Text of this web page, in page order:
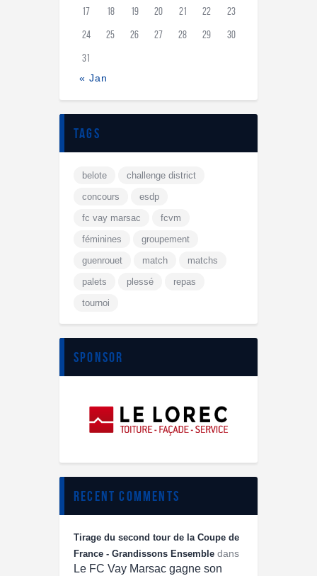
17 18 19 20 21 22 23
24 25 26 27 28 29 30
31
« Jan
tags
belote
challenge district
concours
esdp
fc vay marsac
fcvm
féminines
groupement
guenrouet
match
matchs
palets
plessé
repas
tournoi
sponsor
recent comments
Tirage du second tour de la Coupe de
France - Grandissons Ensemble dans
Le FC Vay Marsac gagne son